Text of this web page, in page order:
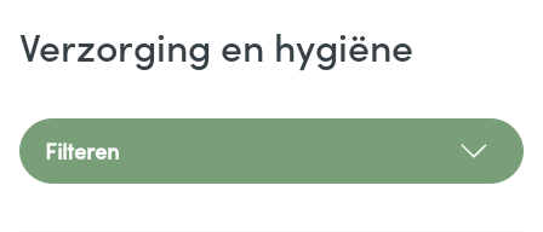
Verzorging en hygiëne
Filteren